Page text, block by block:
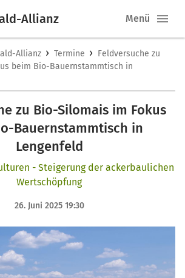
Allianz Menü
Allianz › Termine › Feldversuche zu
beim Bio-Bauernstammtisch in
zu Bio-Silomais im Fokus
Bauernstammtisch in
Lengenfeld
- Steigerung der ackerbaulichen
Wertschöpfung
26. Juni 2025 19:30